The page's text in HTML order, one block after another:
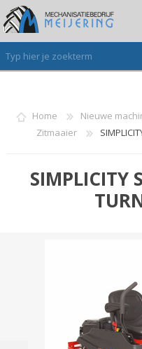
AANMELDEN ALS NIEUWE
INLOGGEN
Home Nieuwe
Zitmaaier
SIMPLICITY